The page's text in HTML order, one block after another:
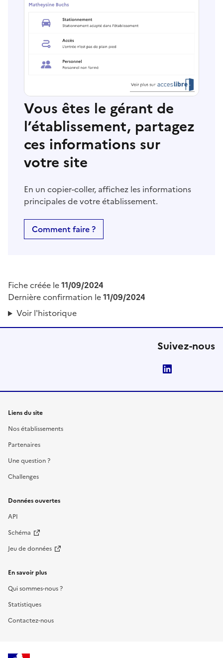
Vous êtes le gérant de
l’établissement, partagez
ces informations sur
votre site
En un copier-coller, affichez les informations
principales de votre établissement.
Comment faire ?
Fiche créée le11/09/2024
Dernière confirmation le11/09/2024
Voir l'historique
Suivez-nous
Liens du site
Nos établissements
Partenaires
Une question ?
Challenges
Données ouvertes
API
Schéma
Jeu de données
En savoir plus
Qui sommes-nous ?
Statistiques
Contactez-nous